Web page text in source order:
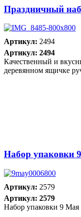
Праздничный
Артикул: 2494
Артикул: 2494
Качественный и
деревянном ящичке
Набор упаковки
Артикул: 2579
Артикул: 2579
Набор упаковки 9 Мая